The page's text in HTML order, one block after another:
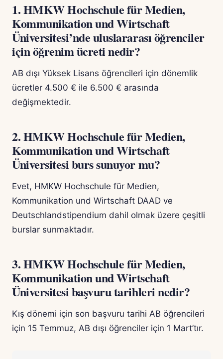
1. HMKW Hochschule für Medien,
Kommunikation und Wirtschaft
Üniversitesi’nde uluslararası öğrenciler
için öğrenim ücreti nedir?
AB dışı Yüksek Lisans öğrencileri için dönemlik
ücretler 4.500 € ile 6.500 € arasında
değişmektedir.
2. HMKW Hochschule für Medien,
Kommunikation und Wirtschaft
Üniversitesi burs sunuyor mu?
Evet, HMKW Hochschule für Medien,
Kommunikation und Wirtschaft DAAD ve
Deutschlandstipendium dahil olmak üzere çeşitli
burslar sunmaktadır.
3. HMKW Hochschule für Medien,
Kommunikation und Wirtschaft
Üniversitesi başvuru tarihleri nedir?
Kış dönemi için son başvuru tarihi AB öğrencileri
için 15 Temmuz, AB dışı öğrenciler için 1 Mart’tır.